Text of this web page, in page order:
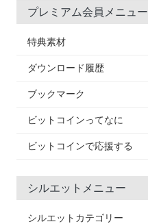
プレミアム会員メニュー
特典素材
ダウンロード履歴
ブックマーク
ビットコインってなに
ビットコインで応援する
シルエットメニュー
シルエットカテゴリー